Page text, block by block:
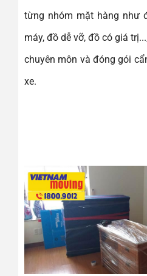
từng nhóm mặt hàng như
máy, đồ dễ vỡ, đồ có giá
chuyên môn và đóng gói
xe.